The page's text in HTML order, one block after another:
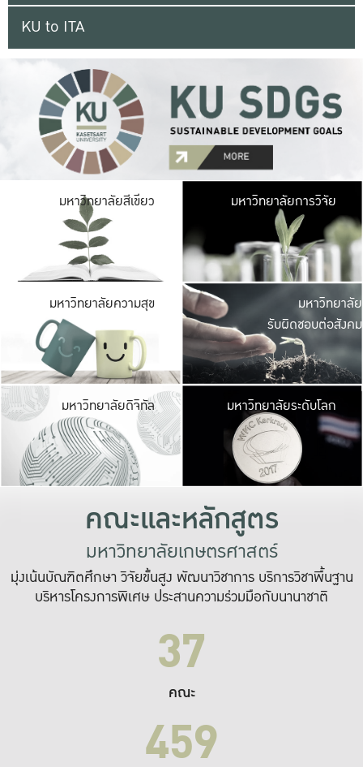
KU to ITA
มหาวิทยาลัยสีเขียว มหาวิ
มีพื้นที่เขียวสดใส
เป็นป่าในเมือง เกษต
มหาวิทยาลัยการวิจัย
มหาวิทยาลัยความสุข มหาวิ
ค
เปิดประ
และพบเรื่องราวใ
มหาวิทยาลัย
รับผิดชอบต่อสังคม
มหาวิทยาลัยดิจิทัล มหาวิ
เปลี่ยนแปลง แล
เพื่อทำง
ระบบสารสนเทศ
มหาวิทยาลัยระดับโลก
คณะและหลักสูตร
มหาวิทยาลัยเกษตรศาสตร์
มุ่งเน้นบัณฑิตศึกษา วิจัยขั้นสูง พัฒนาวิชาการ บริการวิชาพื้นฐาน
บริหารโครงการพิเศษ ประสานความร่วมมือกับนานาชาติ
37
คณะ
459